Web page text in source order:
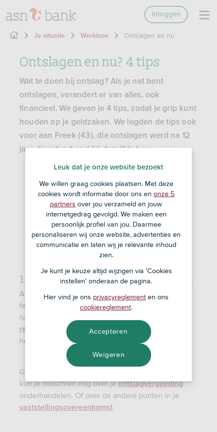
Inloggen
Je situatie Werkloos Ontslagen en nu
Ontslagen en nu? 4 tips
Wat te doen bij ontslag? Als je net bent
ontslagen, verandert er van alles, ook
financieel. We geven je 4 tips, zodat je grip kunt
houden op je geldzaken. We legden de tips ook
voor aan Freek (43), die ontslagen werd na 12
jaar dienstverband bij dezelfde baas.
1. Onderhandel waar/als het nog kan
Als je baas aankondigt dat hij je ontslaat, ben je
feitelijk nog niet ontslagen. Misschien is er nog
ruimte om te onderhandelen over bijvoorbeeld de
reden van ontslag
, want verschillende redenen
hebben verschillende gevolgen.
Ga je uit elkaar met wederzijds goedvinden? Dan
kun je misschien nog over jeontslagvergoeding
onderhandelen. Of over de andere punten in je
vaststellingsovereenkomst.
Leuk dat je onze website bezoekt
We willen graag cookies plaatsen. Met deze
cookies wordt informatie door ons en onze 5
partners over jou verzameld en jouw
internetgedrag gevolgd. We maken een
persoonlijk profiel van jou. Daarmee
personaliseren wij onze website, advertenties en
communicatie en laten wij je relevante inhoud
zien.
Je kunt je keuze altijd wijzigen via 'Cookies
instellen' onderaan de pagina.
Hier vind je ons privacyreglement en ons
cookiereglement.
Weigeren
Accepteren